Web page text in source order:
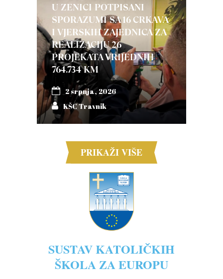
U ZENICI POTPISANI
SPORAZUMI SA 16 CRKAVA
I VJERSKIH ZAJEDNICA ZA
REALIZACIJU 26
PROJEKATA VRIJEDNIH
764.734 KM
2 srpnja, 2026
KŠC Travnik
PRIKAŽI VIŠE
SUSTAV KATOLIČKIH
ŠKOLA ZA EUROPU